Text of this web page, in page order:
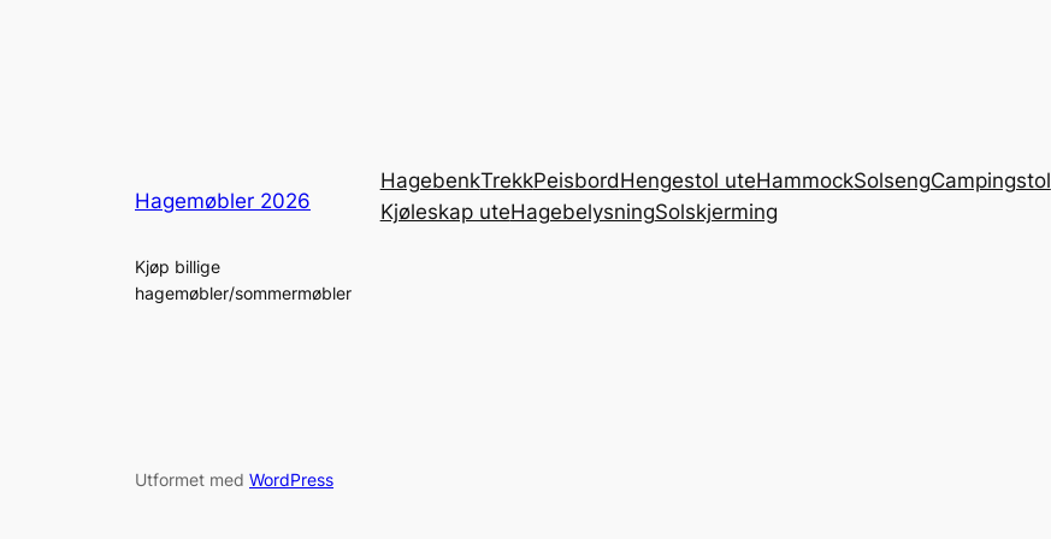
Hagemøbler 2026
Kjøp billige
hagemøbler/sommermøbler
HagebenkTrekkPeisbordHengestol uteHammockSolsengCampingstol
Kjøleskap uteHagebelysningSolskjerming
Utformet med WordPress